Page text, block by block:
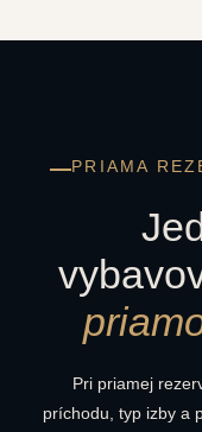
Pri priamej
príchodu, typ izby a
PRIAMA